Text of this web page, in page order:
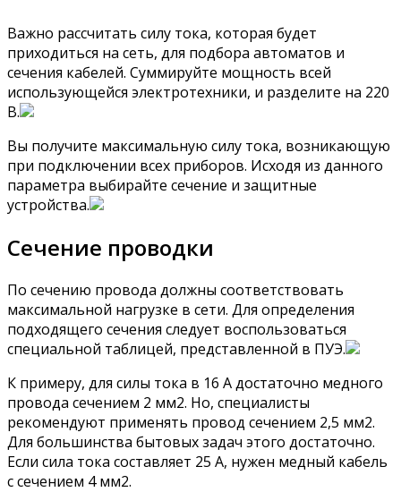
Важно рассчитать силу тока, которая будет
приходиться на сеть, для подбора автоматов и
сечения кабелей. Суммируйте мощность всей
использующейся электротехники, и разделите на 220
В.
Вы получите максимальную силу тока, возникающую
при подключении всех приборов. Исходя из данного
параметра выбирайте сечение и защитные
устройства.
Сечение проводки
По сечению провода должны соответствовать
максимальной нагрузке в сети. Для определения
подходящего сечения следует воспользоваться
специальной таблицей, представленной в ПУЭ.
К примеру, для силы тока в 16 А достаточно медного
провода сечением 2 мм2. Но, специалисты
рекомендуют применять провод сечением 2,5 мм2.
Для большинства бытовых задач этого достаточно.
Если сила тока составляет 25 А, нужен медный кабель
с сечением 4 мм2.